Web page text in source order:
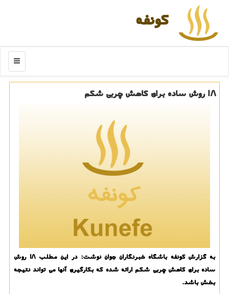
كونفه
منو
18 روش ساده برای كاهش چربی شكم
به گزارش کونفه باشگاه خبرنگاران جوان نوشت: در این مطلب 18 روش
ساده برای کاهش چربی شکم ارائه شده که بکارگیری آنها می تواند نتیجه
بخش باشد.